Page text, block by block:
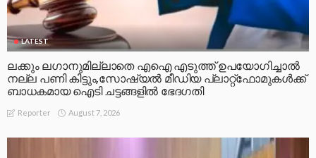
LATEST
ലക്കും ലഗാനുമില്ലാതെ എഐ എടുത്ത് ഉപയോഗിച്ചാല്‍
നല്ല പണി കിട്ടും,സോഷ്യല്‍ മീഡിയ പ്ലാറ്റ്‌ഫോമുകള്‍ക്ക്
ബാധകമായ ഐടി ചട്ടങ്ങളില്‍ ഭേദഗതി
Reporter August 7, 2026